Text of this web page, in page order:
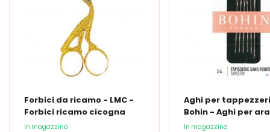
Forbici da ricamo - LMC -
Forbici ricamo cicogna
In magazzino
Aghi per
Bohin - Aghi per
mano n°24
In magazzino